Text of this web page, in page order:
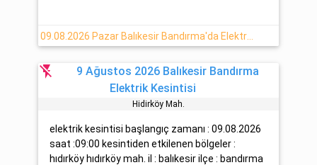
09.08.2026 Pazar Balıkesir Bandırma'da Elektrik Arızası
flash_off
9 Ağustos 2026 Balıkesir Bandırma
Elektrik Kesintisi
Hidirköy Mah.
elektrik kesintisi başlangıç zamanı : 09.08.2026
saat :09:00 kesintiden etkilenen bölgeler :
hıdırköy hıdırköy mah. il : balıkesir ilçe : bandırma